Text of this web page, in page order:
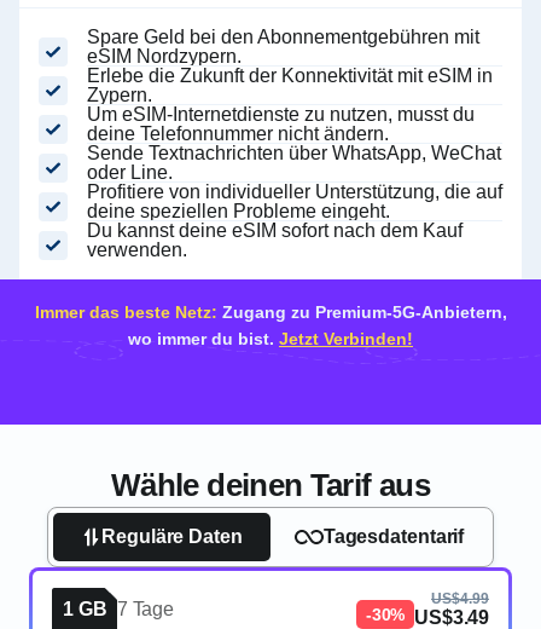
Spare Geld bei den Abonnementgebühren mit
eSIM Nordzypern.
Erlebe die Zukunft der Konnektivität mit eSIM in
Zypern.
Um eSIM-Internetdienste zu nutzen, musst du
deine Telefonnummer nicht ändern.
Sende Textnachrichten über WhatsApp, WeChat
oder Line.
Profitiere von individueller Unterstützung, die auf
deine speziellen Probleme eingeht.
Du kannst deine eSIM sofort nach dem Kauf
verwenden.
Immer das beste Netz: Zugang zu Premium-5G-Anbietern,
wo immer du bist. Jetzt Verbinden!
Wähle deinen Tarif aus
Reguläre Daten Tagesdatentarif
1 GB 7 Tage -30%
US$4.99
US$3.49